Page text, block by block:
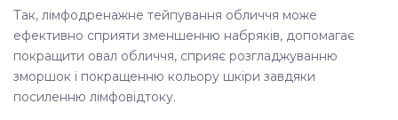
Так, лімфодренажне тейпування обличчя може
ефективно сприяти зменшенню набряків, допомагає
покращити овал обличчя, сприяє розгладжуванню
зморшок і покращенню кольору шкіри завдяки
посиленню лімфовідтоку.